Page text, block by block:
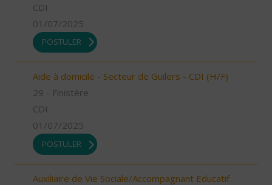
CDI
01/07/2025
POSTULER
Aide à domicile - Secteur de Guilers - CDI (H/F)
29 - Finistère
CDI
01/07/2025
POSTULER
Auxiliaire de Vie Sociale/Accompagnant Educatif